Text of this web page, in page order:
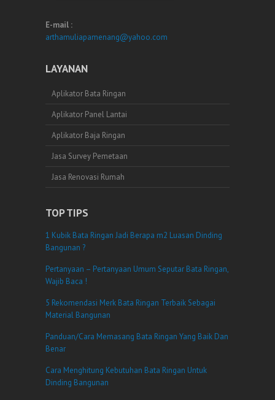
E-mail :
arthamuliapamenang@yahoo.com
LAYANAN
Aplikator Bata Ringan
Aplikator Panel Lantai
Aplikator Baja Ringan
Jasa Survey Pemetaan
Jasa Renovasi Rumah
TOP TIPS
1 Kubik Bata Ringan Jadi Berapa m2 Luasan Dinding
Bangunan ?
Pertanyaan – Pertanyaan Umum Seputar Bata Ringan,
Wajib Baca !
5 Rekomendasi Merk Bata Ringan Terbaik Sebagai
Material Bangunan
Panduan/Cara Memasang Bata Ringan Yang Baik Dan
Benar
Cara Menghitung Kebutuhan Bata Ringan Untuk
Dinding Bangunan